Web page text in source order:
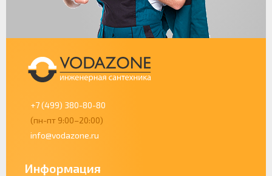
+7 (499) 380-80-80
(пн-пт 9:00–20:00)
info@vodazone.ru
Информация